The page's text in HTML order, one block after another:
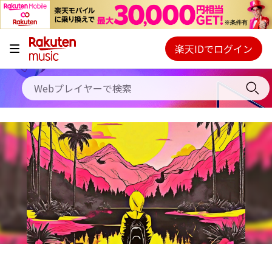
キャンペーン
料金プラン
使い方
初回30日間無料お試し
Webプレイヤー
ご契約内容の確認・変更
楽天IDでログイン